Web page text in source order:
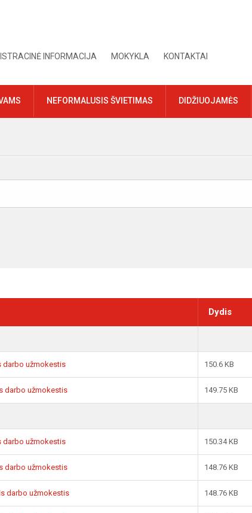
INFORMACIJA MOKYKLA KONTAKTAI
NEFORMALUSIS ŠVIETIMAS DIDŽIUOJAMĖS
Dydis
darbo užmokestis 150.6 KB
darbo užmokestis 149.75 KB
darbo užmokestis 150.34 KB
darbo užmokestis 148.76 KB
darbo užmokestis 148.76 KB